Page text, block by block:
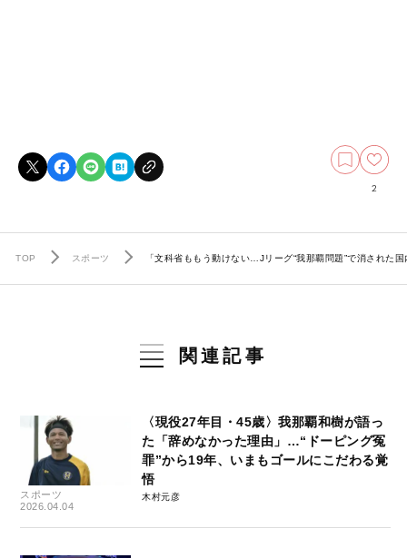
2
TOP スポーツ 「文科省ももう動けない…Jリーグ“我那覇問題”で消された
関連記事
スポーツ
2026.04.04
〈現役27年目・45歳〉我那覇和樹が語っ
た「辞めなかった理由」…“ドーピング冤
罪”から19年、いまもゴールにこだわる覚
悟
木村元彦